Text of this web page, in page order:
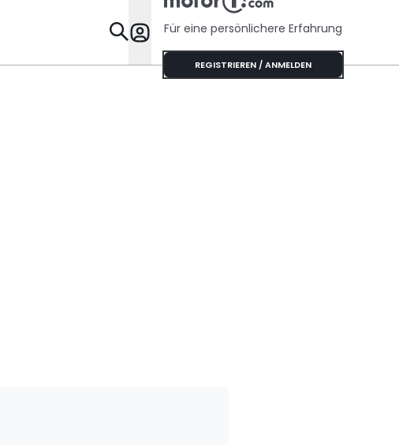
Specials
Für eine persönlichere Erfahrung
REGISTRIEREN / ANMELDEN